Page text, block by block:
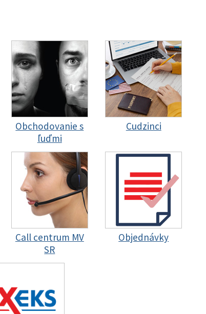
Obchodovanie s
ľuďmi
Cudzinci
Call centrum MV
SR
Objednávky